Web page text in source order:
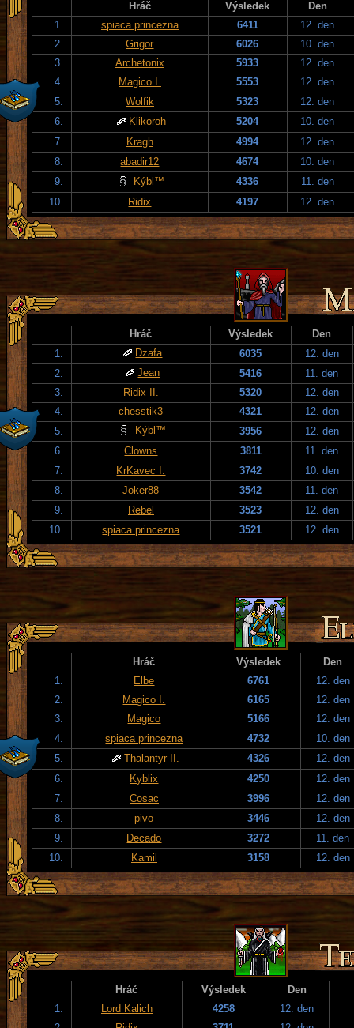
Hráč Výsledek
Den
1.
spiaca princezna 6411
12. den
2.
Grigor 6026
10. den
3.
Archetonix 5933
12. den
4.
Magico I. 5553
12. den
5.
Wolfik 5323
12. den
6.
Klikoroh 5204
10. den
7.
Kragh 4994
12. den
8.
abadir12 4674
10. den
9.
Kýbl™ 4336
11. den
10.
Ridix 4197 12. den
Hráč Výsledek
Den
1.
Dzafa 6035
12. den
2.
Jean 5416
11. den
3.
Ridix II. 5320
12. den
4.
chesstik3 4321
12. den
5.
Kýbl™ 3956
12. den
6.
Clowns 3811
11. den
7.
KrKavec I. 3742
10. den
8.
Joker88 3542
11. den
9.
Rebel 3523
12. den
10.
spiaca princezna 3521 12. den
Hráč Výsledek
Den
1.
Elbe 6761
12. den
2.
Magico I. 6165
12. den
3.
Magico 5166
12. den
4.
spiaca princezna 4732
10. den
5.
Thalantyr II. 4326
12. den
6.
Kyblix 4250
12. den
7.
Cosac 3996
12. den
8.
pivo 3446
12. den
9.
Decado 3272
11. den
10.
Kamil 3158 12. den
Hráč Výsledek
Den
1.
Lord Kalich 4258
12. den